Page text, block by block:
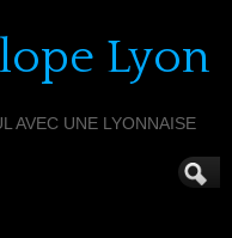
Lyon
AVEC UNE LYONNAISE